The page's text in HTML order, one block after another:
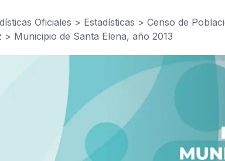
Oficiales > Estadísticas > Censo de
> Municipio de Santa Elena, año 2013